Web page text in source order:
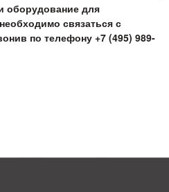
оборудование для
связаться с
по телефону +7 (495) 989-